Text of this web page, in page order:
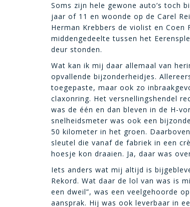
Soms zijn hele gewone auto’s toch
jaar of 11 en woonde op de Carel
Herman Krebbers de violist en
middengedeelte tussen het
deur stonden.
Wat kan ik mij daar allemaal van
opvallende bijzonderheidjes.
toegepaste, maar ook zo
claxonring. Het versnellingshendel
was de één en dan bleven in de H-
snelheidsmeter was ook een
50 kilometer in het groen.
sleutel die vanaf de fabriek in een
hoesje kon draaien. Ja, daar was
Iets anders wat mij altijd is
Rekord. Wat daar de lol van was is
een dweil”, was een veelgehoorde
aansprak. Hij was ook leverbaar in